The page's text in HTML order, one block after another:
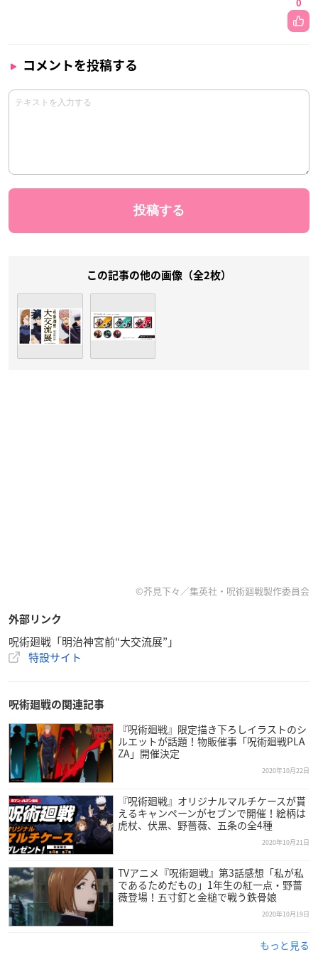
0
コメントを投稿する
この記事の他の画像（全2枚）
©芥見下々／集英社・呪術廻戦製作委員会
外部リンク
呪術廻戦「明治神宮前“大交流展”」
特設サイト
呪術廻戦の関連記事
『呪術廻戦』限定描き下ろしイラストのシ
ルエットが話題！物販催事「呪術廻戦PLA
ZA」開催決定
2020年10月22日
『呪術廻戦』オリジナルマルチケースが貰
えるキャンペーンがセブンで開催！絵柄は
虎杖、伏黒、野薔薇、五条の全4種
2020年10月21日
TVアニメ『呪術廻戦』第3話感想「私が私
であるためだもの」1年生の紅一点・野薔
薇登場！五寸釘と金槌で戦う鉄骨娘
2020年10月19日
もっと見る